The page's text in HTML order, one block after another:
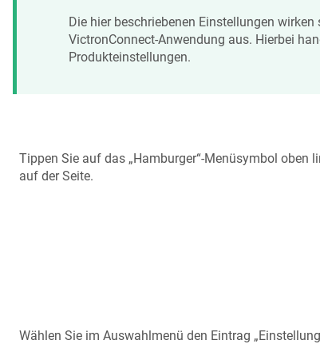
Die hier beschriebenen Einstellungen
VictronConnect-Anwendung aus. Hierbei
Produkteinstellungen.
Tippen Sie auf das „Hamburger“-Menüsymbol oben
auf der Seite.
Wählen Sie im Auswahlmenü den Eintrag